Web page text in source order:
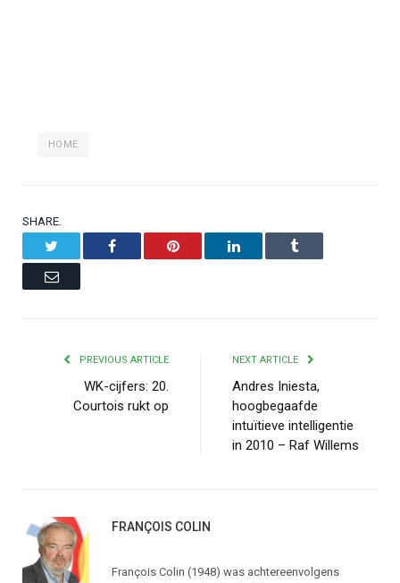
HOME
SHARE.
Facebook Pinterest LinkedIn Tumblr
Email
PREVIOUS ARTICLE
WK-cijfers: 20.
Courtois rukt op
NEXT ARTICLE
Andres Iniesta,
hoogbegaafde
intuïtieve intelligentie
in 2010 – Raf Willems
FRANÇOIS COLIN
François Colin (1948) was achtereenvolgens